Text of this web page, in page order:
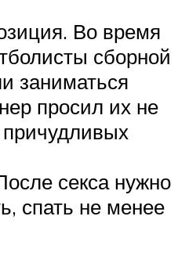
Во время
сборной
заниматься
просил их не
причудливых
секса нужно
спать не менее